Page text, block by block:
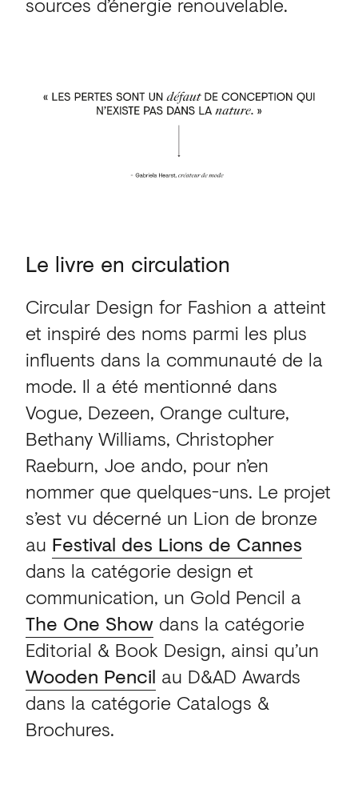
Le livre en circulation
Circular Design for Fashion a atteint
et inspiré des noms parmi les plus
influents dans la communauté de la
mode. Il a été mentionné dans
Vogue, Dezeen, Orange culture,
Bethany Williams, Christopher
Raeburn, Joe ando, pour n’en
nommer que quelques-uns. Le projet
s’est vu décerné un Lion de bronze
au Festival des Lions de Cannes
dans la catégorie design et
communication, un Gold Pencil a
The One Showdans la catégorie
Editorial & Book Design, ainsi qu’un
Wooden Pencil au D&AD Awards
dans la catégorie Catalogs &
Brochures.